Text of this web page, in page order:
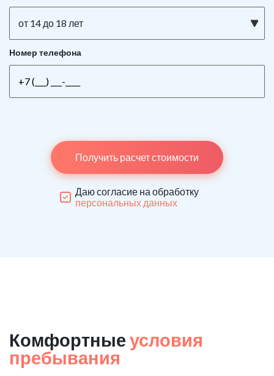
от 14 до 18 лет
Номер телефона
Получить расчет стоимости
Даю согласие на обработку
персональных данных
Комфортные условия
пребывания